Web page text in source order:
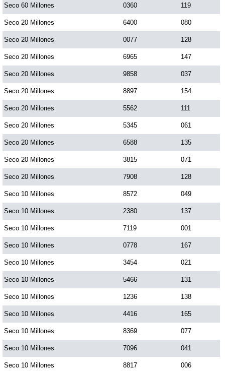
Dorado Noche
Fantástica Día
Fantástica Noche
Motilon Tarde
Motilon Noche
Paisita Día
Paisita Noche
Paisita 3
Pick 3 Día
Pick 3 Noche
Pick 4 Día
Pick 4 Noche
Seco 60 Millones 0360 119
Seco 20 Millones 6400 080
Seco 20 Millones 0077 128
Seco 20 Millones 6965 147
Seco 20 Millones 9858 037
Seco 20 Millones 8897 154
Seco 20 Millones 5562 111
Seco 20 Millones 5345 061
Seco 20 Millones 6588 135
Seco 20 Millones 3815 071
Seco 20 Millones 7908 128
Seco 10 Millones 8572 049
Seco 10 Millones 2380 137
Seco 10 Millones 7119 001
Seco 10 Millones 0778 167
Seco 10 Millones 3454 021
Seco 10 Millones 5466 131
Seco 10 Millones 1236 138
Seco 10 Millones 4416 165
Seco 10 Millones 8369 077
Seco 10 Millones 7096 041
Seco 10 Millones 8817 006